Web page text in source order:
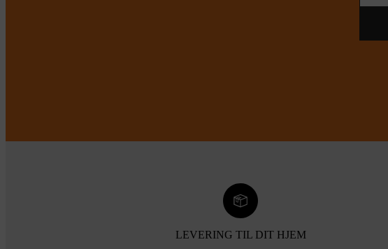
LEVERING TIL DIT HJEM